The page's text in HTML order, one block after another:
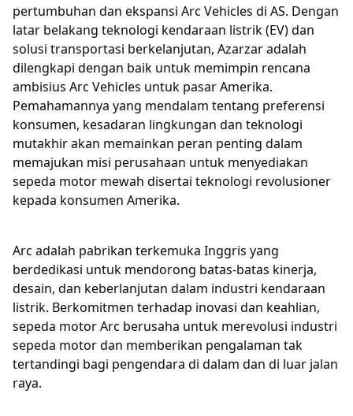
pertumbuhan dan ekspansi Arc Vehicles di AS. Dengan
latar belakang teknologi kendaraan listrik (EV) dan
solusi transportasi berkelanjutan, Azarzar adalah
dilengkapi dengan baik untuk memimpin rencana
ambisius Arc Vehicles untuk pasar Amerika.
Pemahamannya yang mendalam tentang preferensi
konsumen, kesadaran lingkungan dan teknologi
mutakhir akan memainkan peran penting dalam
memajukan misi perusahaan untuk menyediakan
sepeda motor mewah disertai teknologi revolusioner
kepada konsumen Amerika.
Arc adalah pabrikan terkemuka Inggris yang
berdedikasi untuk mendorong batas-batas kinerja,
desain, dan keberlanjutan dalam industri kendaraan
listrik. Berkomitmen terhadap inovasi dan keahlian,
sepeda motor Arc berusaha untuk merevolusi industri
sepeda motor dan memberikan pengalaman tak
tertandingi bagi pengendara di dalam dan di luar jalan
raya.